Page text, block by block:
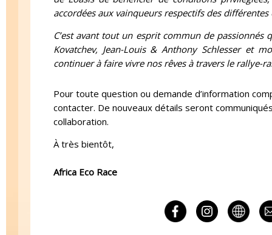
accordées aux vainqueurs respectifs des différentes
C’est avant tout un esprit commun de
Kovatchev, Jean-Louis & Anthony Schlesser et
continuer à faire vivre nos rêves à travers le rallye-
Pour toute question ou demande d’information
contacter. De nouveaux détails seront
collaboration.
À très bientôt,
Africa Eco Race